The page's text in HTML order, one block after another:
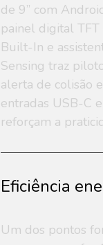
de 9” com
painel digital
Built-In e
Sensing traz
alerta de colisão
entradas USB-C
reforçam a
Eficiência
Um dos pontos